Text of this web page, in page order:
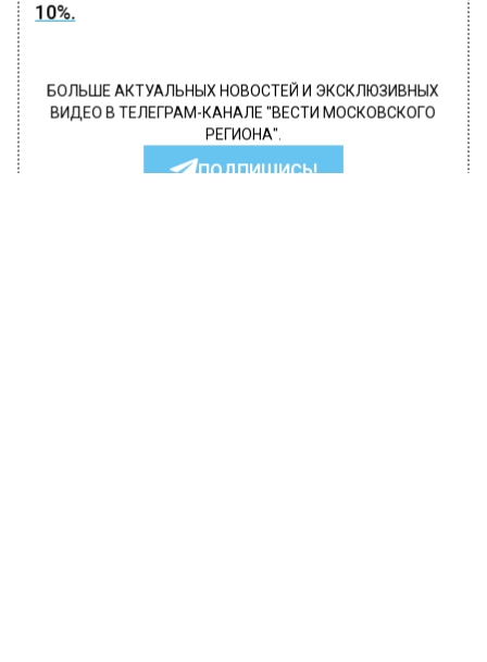
10%.
БОЛЬШЕ АКТУАЛЬНЫХ НОВОСТЕЙ И ЭКСКЛЮЗИВНЫХ
ВИДЕО В ТЕЛЕГРАМ-КАНАЛЕ "ВЕСТИ МОСКОВСКОГО
РЕГИОНА".
ПОДПИШИСЬ!